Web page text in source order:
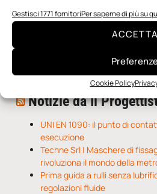
Gestisci 1771 fornitoriPer saperne di più su
ACCETTA
Cookie Policy
I nanonastri di grafene come
Una nuova mano robotica
O-Ring, tecnica e applicazioni
Notizie da Il
UNI EN 1090: il punto di
esecuzione
Techne Srl | Maschere di
rivoluziona il mondo della
Prima guida a rulli senza
regolazioni fluide